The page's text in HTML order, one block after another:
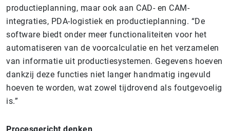
productieplanning, maar ook aan CAD- en CAM-
integraties, PDA-logistiek en productieplanning. “De
software biedt onder meer functionaliteiten voor het
automatiseren van de voorcalculatie en het verzamelen
van informatie uit productiesystemen. Gegevens hoeven
dankzij deze functies niet langer handmatig ingevuld
hoeven te worden, wat zowel tijdrovend als foutgevoelig
is.”